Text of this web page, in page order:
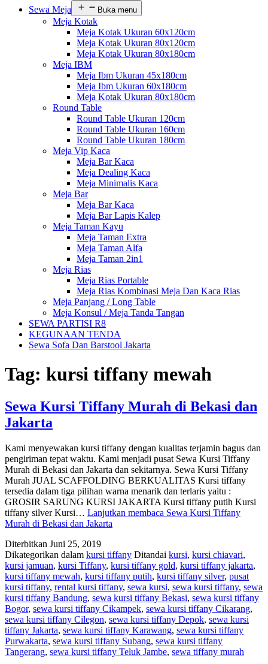
Sewa Meja
Buka menu
Meja Kotak
Meja Kotak Ukuran 60x120cm
Meja Kotak Ukuran 80x120cm
Meja Kotak Ukuran 80x180cm
Meja IBM
Meja Ibm Ukuran 45x180cm
Meja Ibm Ukuran 60x180cm
Meja Kotak Ukuran 80x180cm
Round Table
Round Table Ukuran 120cm
Round Table Ukuran 160cm
Round Table Ukuran 180cm
Meja Vip Kaca
Meja Bar Kaca
Meja Dealing Kaca
Meja Minimalis Kaca
Meja Bar
Meja Bar Kaca
Meja Bar Lapis Kalep
Meja Taman Kayu
Meja Taman Extra
Meja Taman Alfa
Meja Taman 2in1
Meja Rias
Meja Rias Portable
Meja Rias Kombinasi Meja Dan Kaca Rias
Meja Panjang / Long Table
Meja Konsul / Meja Tanda Tangan
SEWA PARTISI R8
KEGUNAAN TENDA
Sewa Sofa Dan Barstool Jakarta
Tag: kursi tiffany mewah
Sewa Kursi Tiffany Murah di Bekasi dan
Jakarta
Kami menyewakan kursi tiffany dengan kualitas terjamin bagus dan
pengiriman tepat waktu. Kami menjadi pusat Sewa Kursi Tiffany
Murah di Bekasi dan Jakarta dan sekitarnya. Sewa Kursi Tiffany
Murah JUAL SCAFFOLDING BERKUALITAS Kursi tiffany
tersedia dalam tiga pilihan warna menarik dan terlaris yaitu :
GROSIR SARUNG KURSI JAKARTA Kursi tiffany putih Kursi
tiffany silver Kursi… Lanjutkan membaca Sewa Kursi Tiffany
Murah di Bekasi dan Jakarta
Diterbitkan Juni 25, 2019
Dikategorikan dalam kursi tiffany Ditandai kursi, kursi chiavari,
kursi jamuan, kursi Tiffany, kursi tiffany gold, kursi tiffany jakarta,
kursi tiffany mewah, kursi tiffany putih, kursi tiffany silver, pusat
kursi tiffany, rental kursi tiffany, sewa kursi, sewa kursi tiffany, sewa
kursi tiffany Bandung, sewa kursi tiffany Bekasi, sewa kursi tiffany
Bogor, sewa kursi tiffany Cikampek, sewa kursi tiffany Cikarang,
sewa kursi tiffany Cilegon, sewa kursi tiffany Depok, sewa kursi
tiffany Jakarta, sewa kursi tiffany Karawang, sewa kursi tiffany
Purwakarta, sewa kursi tiffany Subang, sewa kursi tiffany
Tangerang, sewa kursi tiffany Teluk Jambe, sewa tiffany murah